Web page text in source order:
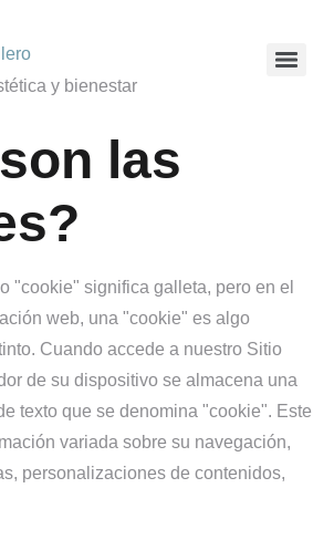
y bienestar
las
"cookie" significa galleta, pero en el
web, una "cookie" es algo
Cuando accede a nuestro Sitio
de su dispositivo se almacena una
texto que se denomina "cookie". Este
variada sobre su navegación,
personalizaciones de contenidos,